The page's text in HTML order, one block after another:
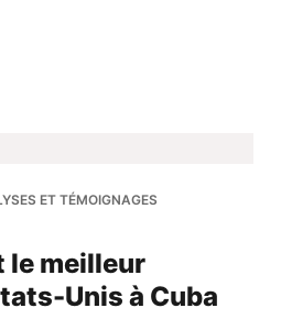
ET TÉMOIGNAGES
le meilleur
Unis à Cuba